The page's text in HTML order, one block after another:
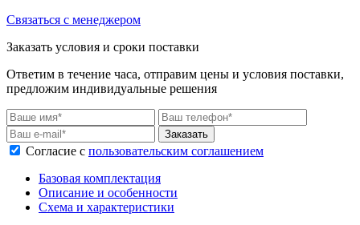
Связаться с менеджером
Заказать условия и сроки поставки
Ответим в течение часа, отправим цены и условия поставки,
предложим индивидуальные решения
Заказать
Согласие с пользовательским соглашением
Базовая комплектация
Описание и особенности
Схема и характеристики